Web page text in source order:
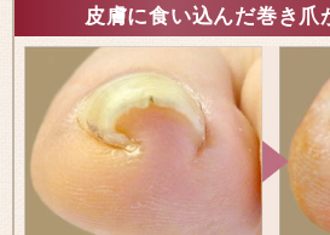
皮膚に食い込んだ巻き爪